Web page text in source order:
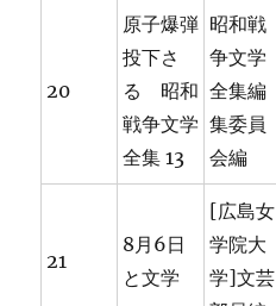
20
原子爆弾
投下さ
る 昭和
戦争文学
全集 13
昭和戦
争文学
全集編
集委員
会編
21
8月6日
と文学
[広島女
学院大
学]文芸